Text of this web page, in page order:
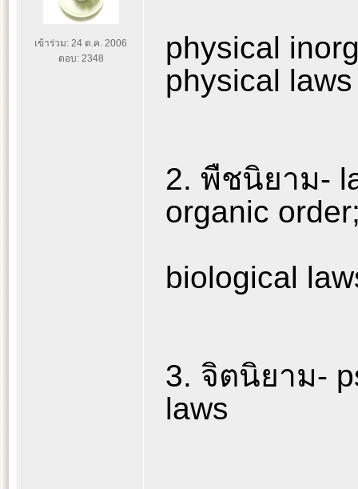
เข้าร่วม: 24 ต.ค. 2006
ตอบ: 2348
physical
physical laws
2. พืชนิยาม-
organic
biological
3. จิตนิยาม-
laws